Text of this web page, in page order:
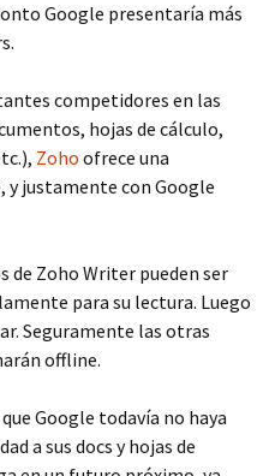
Google presentaría más
competidores en las
hojas de cálculo,
Zoho ofrece una
justamente con Google
Zoho Writer pueden ser
para su lectura. Luego
Seguramente las otras
offline.
Google todavía no haya
a sus docs y hojas de